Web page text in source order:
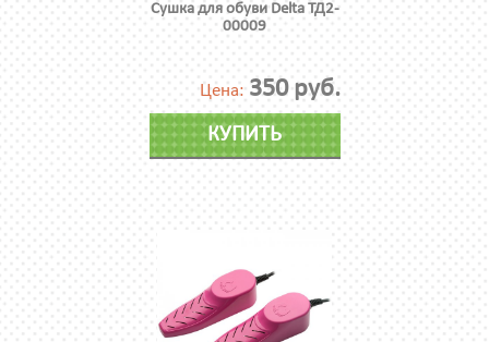
Сушка для обуви Delta ТД2-
00009
Цена: 350 руб.
КУПИТЬ